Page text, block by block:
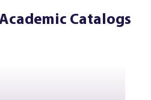
Academic Catalogs